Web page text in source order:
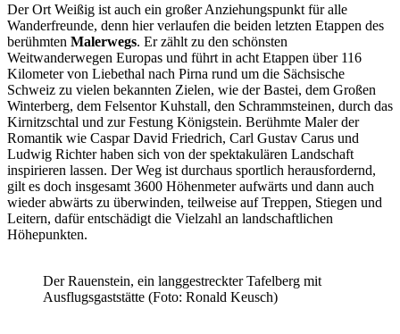
Der Ort Weißig ist auch ein großer Anziehungspunkt für alle
Wanderfreunde, denn hier verlaufen die beiden letzten Etappen des
berühmten Malerwegs. Er zählt zu den schönsten
Weitwanderwegen Europas und führt in acht Etappen über 116
Kilometer von Liebethal nach Pirna rund um die Sächsische
Schweiz zu vielen bekannten Zielen, wie der Bastei, dem Großen
Winterberg, dem Felsentor Kuhstall, den Schrammsteinen, durch das
Kirnitzschtal und zur Festung Königstein. Berühmte Maler der
Romantik wie Caspar David Friedrich, Carl Gustav Carus und
Ludwig Richter haben sich von der spektakulären Landschaft
inspirieren lassen. Der Weg ist durchaus sportlich herausfordernd,
gilt es doch insgesamt 3600 Höhenmeter aufwärts und dann auch
wieder abwärts zu überwinden, teilweise auf Treppen, Stiegen und
Leitern, dafür entschädigt die Vielzahl an landschaftlichen
Höhepunkten.
Der Rauenstein, ein langgestreckter Tafelberg mit
Ausflugsgaststätte (Foto: Ronald Keusch)